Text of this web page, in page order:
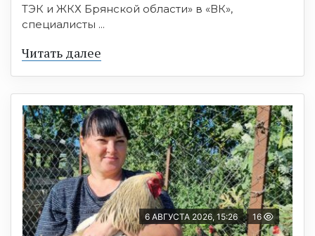
ТЭК и ЖКХ Брянской области» в «ВК»,
специалисты ...
Читать далее
6 АВГУСТА 2026, 15:26 16